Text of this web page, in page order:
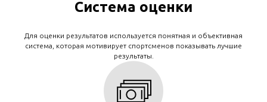
Система оценки
Для оценки результатов используется понятная и объективная
система, которая мотивирует спортсменов показывать лучшие
результаты.